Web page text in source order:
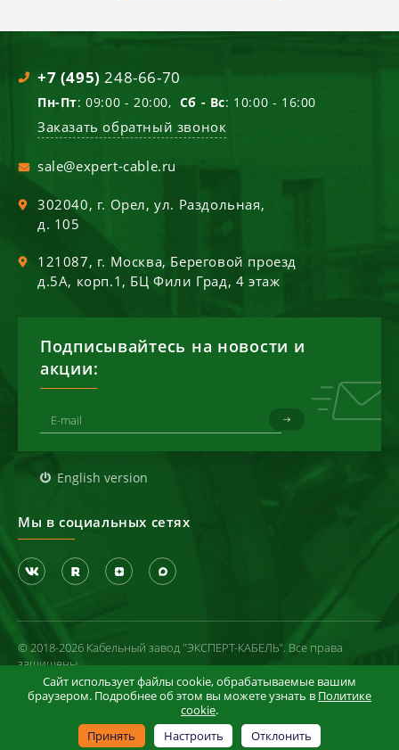
+7 (495) 248-66-70
Пн-Пт: 09:00 - 20:00, Сб - Вс: 10:00 - 16:00
Заказать обратный звонок
sale@expert-cable.ru
302040, г. Орел,ул. Раздольная,
д. 105
121087, г. Москва, Береговой проезд
д.5А, корп.1, БЦ Фили Град, 4 этаж
Подписывайтесь на новости и
акции:
English version
Мы в социальных сетях
© 2018-2026 Кабельный завод "ЭКСПЕРТ-КАБЕЛЬ". Все права
защищены
Политика конфиденциальности
Условия использования сайта
Информация в отношении cookie-файлов
Сайт использует файлы cookie, обрабатываемые вашим
браузером. Подробнее об этом вы можете узнать в Политике
cookie.
Принять
Настроить Отклонить